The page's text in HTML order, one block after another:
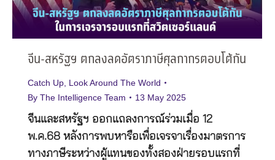
จีน-สหรัฐฯ ตกลงลดอัตราภาษีศุลกากรตอบโต้กัน
Catch Up Look Around The World
By The Intelligence Team 13 May 2025
จีนและสหรัฐฯ ออกแถลงการณ์ร่วมเมื่อ 12
พ.ค.68 หลังการพบหารือเพื่อเจรจาเรื่องมาตรการ
ทางภาษีระหว่างผู้แทนของทั้งสองฝ่ายรอบแรกที่